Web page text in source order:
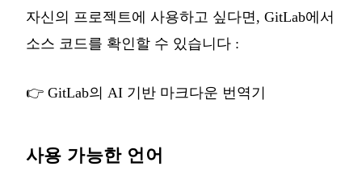
자신의 프로젝트에 사용하고 싶다면, GitLab에서
소스 코드를 확인할 수 있습니다 :
👉 GitLab의 AI 기반 마크다운 번역기
사용 가능한 언어